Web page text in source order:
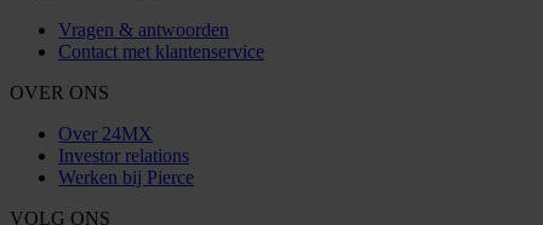
Vragen & antwoorden
Contact met klantenservice
OVER ONS
Over 24MX
Investor relations
Werken bij Pierce
VOLG ONS